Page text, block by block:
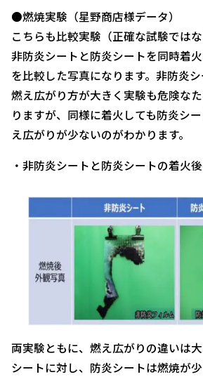
●燃焼実験（星野商店様データ）
こちらも比較実験（正確な試験ではな
非防炎シートと防炎シートを同時着
を比較した写真になります。非防炎シ
燃え広がり方が大きく実験も危険な
りますが、同様に着火しても防炎シ
え広がりが少ないのがわかります。
・非防炎シートと防炎シートの着火
両実験ともに、燃え広がりの違いは
シートに対し、防炎シートは燃焼が